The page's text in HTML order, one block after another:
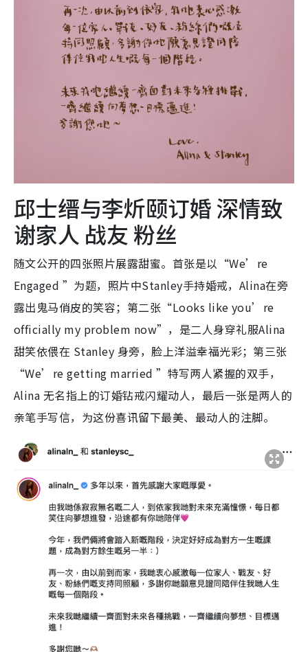
邱士缙与李炘颐订婚 深情致
谢家人 战友 粉丝
随文公开的四张照片展露甜蜜。首张是以“We’re
Engaged ”为题，照片中Stanley手持婚戒，Alina在旁
露出鬼马俏皮的笑容；第二张“Looks like you’re
officially my problem now”，是二人身穿礼服Alina
甜笑依偎在 Stanley 身旁，脸上洋溢幸福光彩；第三张
“We’re getting married ”特写两人紧握的双手，
Alina 无名指上的订婚钻戒闪耀动人，最后一张是两人的
亲笔手写信，为这份喜讯留下最美、最动人的注脚。